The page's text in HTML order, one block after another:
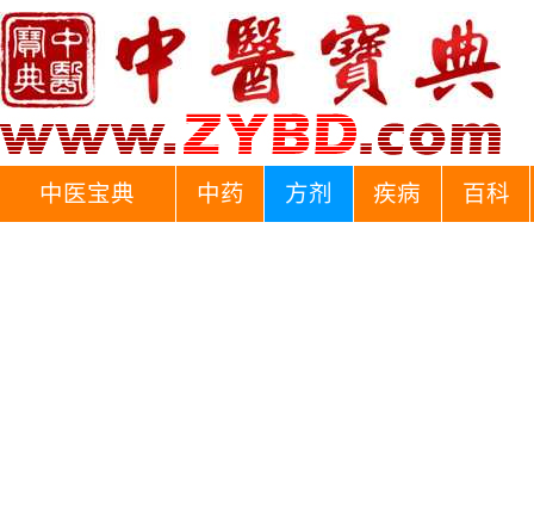
中医宝典 中药 方剂 疾病 百科